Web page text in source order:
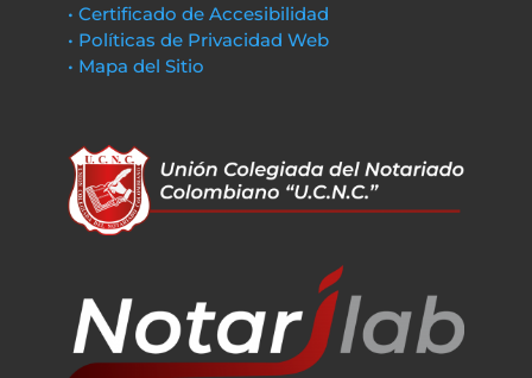
• Certificado de Accesibilidad
• Políticas de Privacidad Web
• Mapa del Sitio